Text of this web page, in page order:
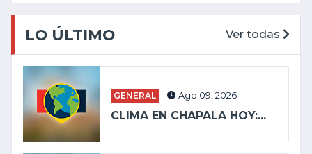
LO ÚLTIMO Ver todas
GENERAL Ago 09, 2026
CLIMA EN CHAPALA HOY:...